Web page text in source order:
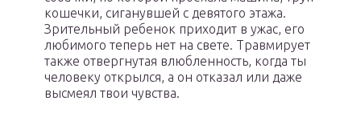
кошечки, сиганувшей с девятого этажа.
Зрительный ребенок приходит в ужас, его
любимого теперь нет на свете. Травмирует
также отвергнутая влюбленность, когда ты
человеку открылся, а он отказал или даже
высмеял твои чувства.